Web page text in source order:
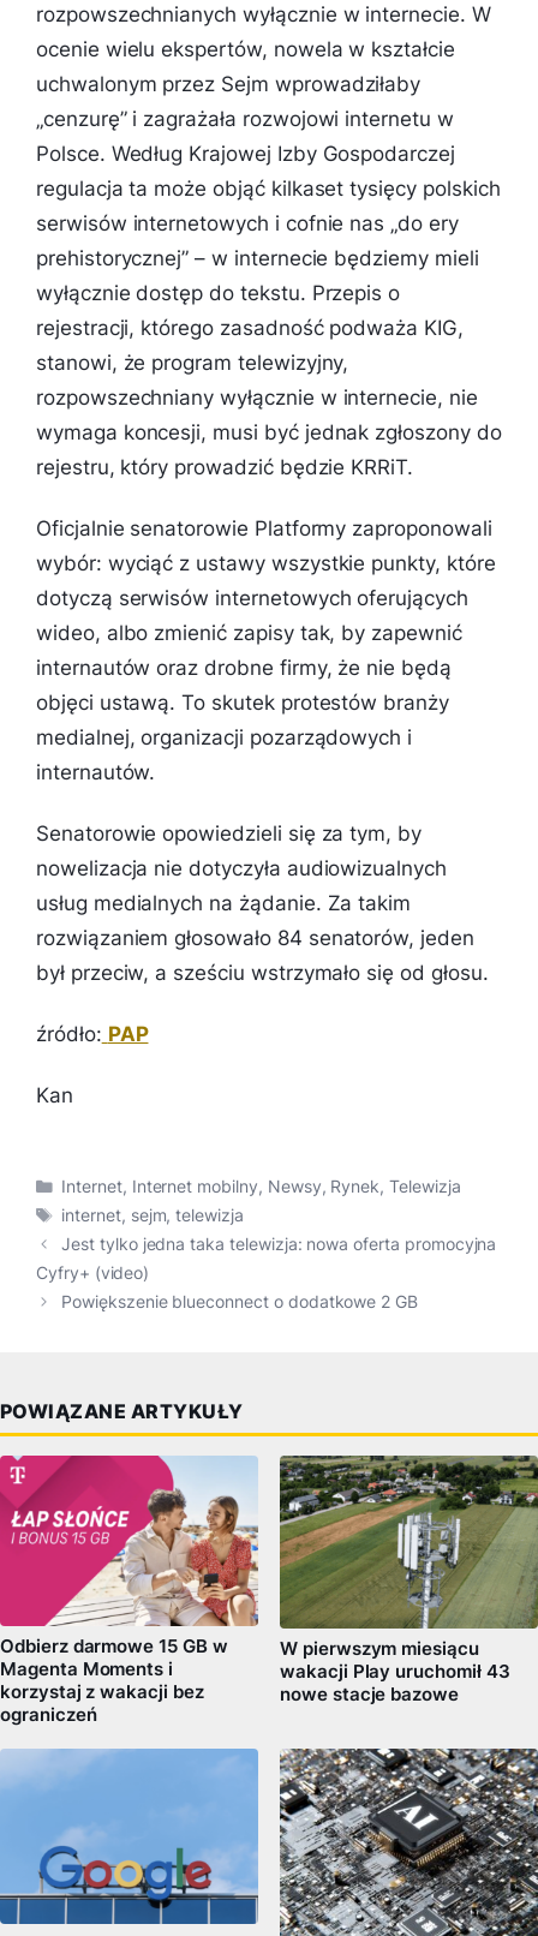
rozpowszechnianych wyłącznie w internecie. W
ocenie wielu ekspertów, nowela w kształcie
uchwalonym przez Sejm wprowadziłaby
„cenzurę” i zagrażała rozwojowi internetu w
Polsce. Według Krajowej Izby Gospodarczej
regulacja ta może objąć kilkaset tysięcy polskich
serwisów internetowych i cofnie nas „do ery
prehistorycznej” – w internecie będziemy mieli
wyłącznie dostęp do tekstu. Przepis o
rejestracji, którego zasadność podważa KIG,
stanowi, że program telewizyjny,
rozpowszechniany wyłącznie w internecie, nie
wymaga koncesji, musi być jednak zgłoszony do
rejestru, który prowadzić będzie KRRiT.
Oficjalnie senatorowie Platformy zaproponowali
wybór: wyciąć z ustawy wszystkie punkty, które
dotyczą serwisów internetowych oferujących
wideo, albo zmienić zapisy tak, by zapewnić
internautów oraz drobne firmy, że nie będą
objęci ustawą. To skutek protestów branży
medialnej, organizacji pozarządowych i
internautów.
Senatorowie opowiedzieli się za tym, by
nowelizacja nie dotyczyła audiowizualnych
usług medialnych na żądanie. Za takim
rozwiązaniem głosowało 84 senatorów, jeden
był przeciw, a sześciu wstrzymało się od głosu.
źródło: PAP
Kan
Kategorie
Internet, Internet mobilny, Newsy, Rynek,Telewizja
Tagi
internet, sejm,telewizja
Jest tylko jedna taka telewizja: nowa oferta promocyjna
Cyfry+ (video)
Powiększenie blueconnect o dodatkowe 2 GB
POWIĄZANE ARTYKUŁY
Odbierz darmowe 15 GB w
Magenta Moments i
korzystaj z wakacji bez
ograniczeń
W pierwszym miesiącu
wakacji Play uruchomił 43
nowe stacje bazowe